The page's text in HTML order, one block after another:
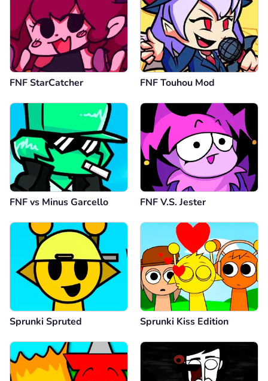
FNF StarCatcher FNF Touhou Mod
FNF vs Minus Garcello FNF V.S. Jester
Sprunki Spruted Sprunki Kiss Edition